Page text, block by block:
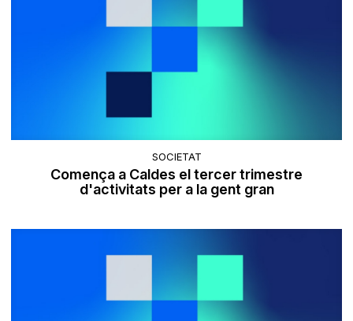
SOCIETAT
Comença a Caldes el tercer trimestre
d'activitats per a la gent gran